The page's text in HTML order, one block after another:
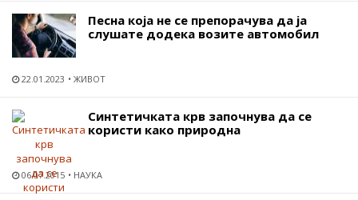
Песна која не се препорачува да ја
слушате додека возите автомобил
22.01.2023 ЖИВОТ
Синтетичката крв започнува да се
користи како природна
06.07.2015 НАУКА